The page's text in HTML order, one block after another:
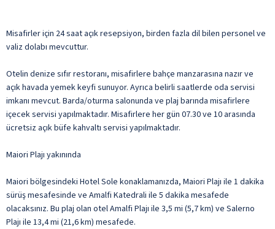
Misafirler için 24 saat açık resepsiyon, birden fazla dil bilen personel ve
valiz dolabı mevcuttur.
Otelin denize sıfır restoranı, misafirlere bahçe manzarasına nazır ve
açık havada yemek keyfi sunuyor. Ayrıca belirli saatlerde oda servisi
imkanı mevcut. Barda/oturma salonunda ve plaj barında misafirlere
içecek servisi yapılmaktadır. Misafirlere her gün 07.30 ve 10 arasında
ücretsiz açık büfe kahvaltı servisi yapılmaktadır.
Maiori Plajı yakınında
Maiori bölgesindeki Hotel Sole konaklamanızda, Maiori Plajı ile 1 dakika
sürüş mesafesinde ve Amalfi Katedrali ile 5 dakika mesafede
olacaksınız. Bu plaj olan otel Amalfi Plajı ile 3,5 mi (5,7 km) ve Salerno
Plajı ile 13,4 mi (21,6 km) mesafede.